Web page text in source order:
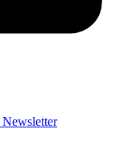
Newsletter